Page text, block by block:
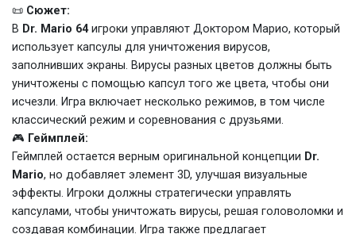
📜 Сюжет:
В Dr. Mario 64игроки управляют Доктором Марио, который
использует капсулы для уничтожения вирусов,
заполнивших экраны. Вирусы разных цветов должны быть
уничтожены с помощью капсул того же цвета, чтобы они
исчезли. Игра включает несколько режимов, в том числе
классический режим и соревнования с друзьями.
🎮 Геймплей:
Геймплей остается верным оригинальной концепции Dr.
Mario, но добавляет элемент 3D, улучшая визуальные
эффекты. Игроки должны стратегически управлять
капсулами, чтобы уничтожать вирусы, решая головоломки и
создавая комбинации. Игра также предлагает